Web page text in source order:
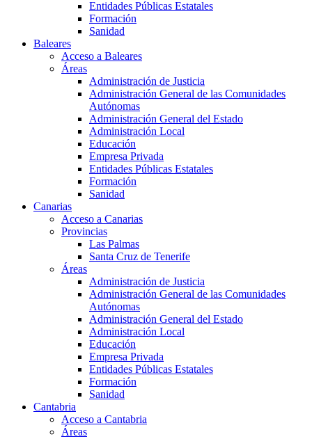
Entidades Públicas Estatales
Formación
Sanidad
Baleares
Acceso a Baleares
Áreas
Administración de Justicia
Administración General de las Comunidades
Autónomas
Administración General del Estado
Administración Local
Educación
Empresa Privada
Entidades Públicas Estatales
Formación
Sanidad
Canarias
Acceso a Canarias
Provincias
Las Palmas
Santa Cruz de Tenerife
Áreas
Administración de Justicia
Administración General de las Comunidades
Autónomas
Administración General del Estado
Administración Local
Educación
Empresa Privada
Entidades Públicas Estatales
Formación
Sanidad
Cantabria
Acceso a Cantabria
Áreas